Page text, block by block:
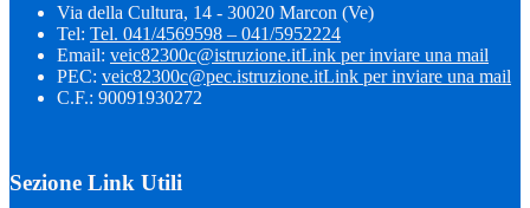
Via della Cultura, 14 - 30020 Marcon (Ve)
Tel: Tel. 041/4569598 – 041/5952224
Email: veic82300c@istruzione.itLink per inviare una mail
PEC: veic82300c@pec.istruzione.itLink per inviare una mail
C.F.: 90091930272
Sezione Link Utili